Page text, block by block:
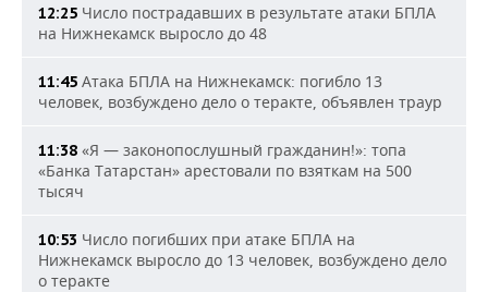
12:25 Число пострадавших в результате атаки БПЛА
на Нижнекамск выросло до 48
11:45 Атака БПЛА на Нижнекамск: погибло 13
человек, возбуждено дело о теракте, объявлен траур
11:38 «Я — законопослушный гражданин!»: топа
«Банка Татарстан» арестовали по взяткам на 500
тысяч
10:53 Число погибших при атаке БПЛА на
Нижнекамск выросло до 13 человек, возбуждено дело
о теракте